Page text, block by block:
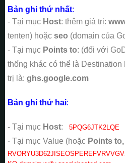
Bản ghi thứ nhất:
- Tại mục Host: thêm giá trị:
tenten) hoặc seo (domain của
- Tại mục Points to: (đối với
thống khác có thể là Destination
trị là: ghs.google.com
Bản ghi thứ hai:
- Tại mục Host: 5PQG6JTK2LQE
- Tại mục Value (hoặc Points to,